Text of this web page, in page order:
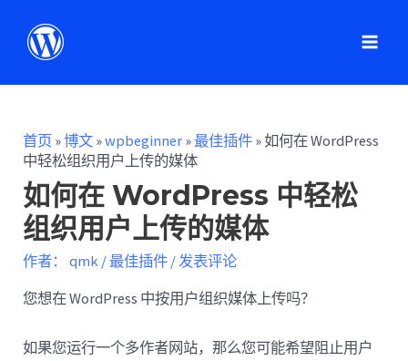
首页 »博文 »wpbeginner »最佳插件 »如何在 WordPress
中轻松组织用户上传的媒体
如何在 WordPress 中轻松
组织用户上传的媒体
作者： qmk /最佳插件 /发表评论
您想在 WordPress 中按用户组织媒体上传吗？
如果您运行一个多作者网站，那么您可能希望阻止用户